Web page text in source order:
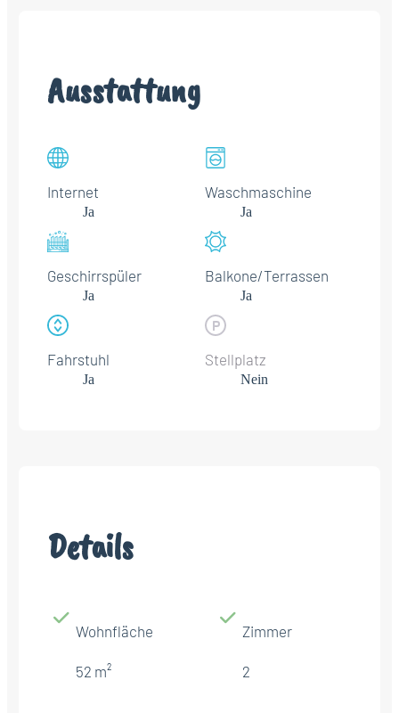
Ausstattung
Internet
Ja
Waschmaschine
Ja
Geschirrspüler
Ja
Balkone/Terrassen
Ja
Fahrstuhl
Ja
Stellplatz
Nein
Details
Wohnfläche
52 m²
Zimmer
2